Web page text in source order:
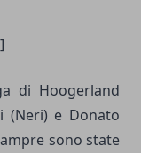
di Hoogerland
(Neri) e Donato
sono state